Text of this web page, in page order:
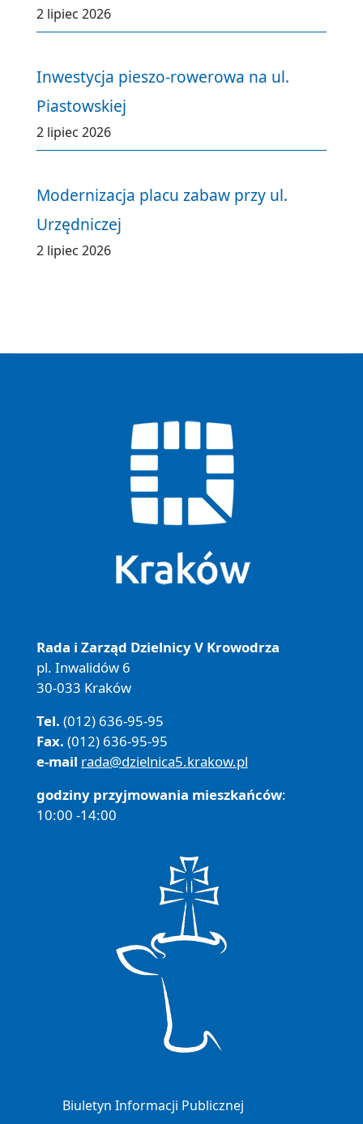
2 lipiec 2026
Inwestycja pieszo-rowerowa na ul.
Piastowskiej
2 lipiec 2026
Modernizacja placu zabaw przy ul.
Urzędniczej
2 lipiec 2026
Rada i Zarząd Dzielnicy V Krowodrza
pl. Inwalidów 6
30-033 Kraków
Tel. (012) 636-95-95
Fax. (012) 636-95-95
e-mail rada@dzielnica5.krakow.pl
godziny przyjmowania mieszkańców:
10:00 -14:00
Biuletyn Informacji Publicznej